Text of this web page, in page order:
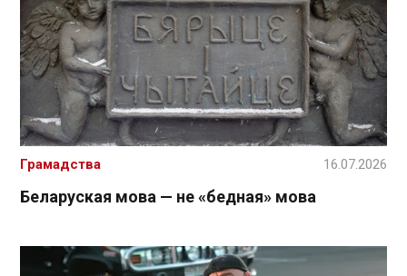
Беларуская мова — не «бедная» мова
Грамадства 16.07.2026